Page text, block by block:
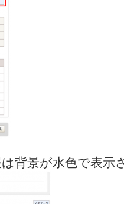
背景が水色で表示